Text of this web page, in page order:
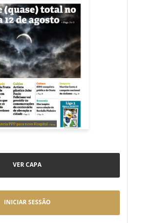
VER CAPA
INICIAR SESSÃO